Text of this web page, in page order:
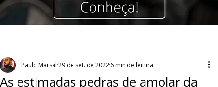
As estimadas pedras de amolar da
Paulo Marsal 29 de set. de 2022 6 min de leitura